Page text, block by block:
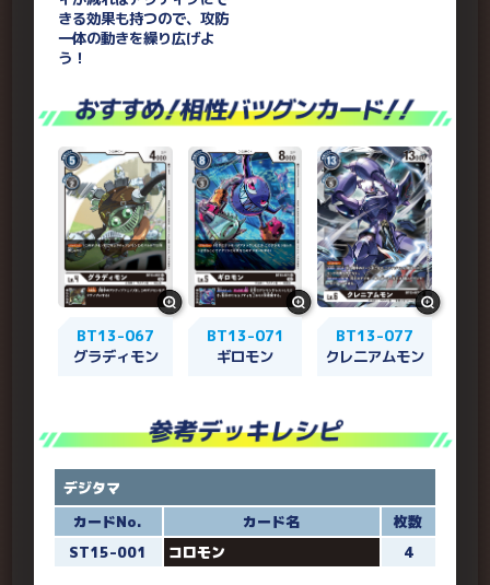
きる効果も持つので、攻防
一体の動きを繰り広げよ
う！
BT13-067
グラディモン
BT13-071
ギロモン
BT13-077
クレ二アムモン
デジタマ
カードNo.
カード名
枚数
ST15-001
コロモン 4